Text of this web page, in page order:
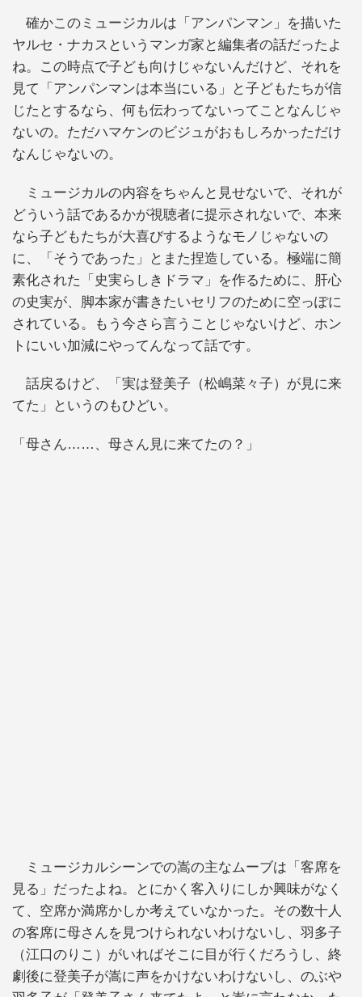
確かこのミュージカルは「アンパンマン」を描いた
ヤルセ・ナカスというマンガ家と編集者の話だったよ
ね。この時点で子ども向けじゃないんだけど、それを
見て「アンパンマンは本当にいる」と子どもたちが信
じたとするなら、何も伝わってないってことなんじゃ
ないの。ただハマケンのビジュがおもしろかっただけ
なんじゃないの。
ミュージカルの内容をちゃんと見せないで、それが
どういう話であるかが視聴者に提示されないで、本来
なら子どもたちが大喜びするようなモノじゃないの
に、「そうであった」とまた捏造している。極端に簡
素化された「史実らしきドラマ」を作るために、肝心
の史実が、脚本家が書きたいセリフのために空っぽに
されている。もう今さら言うことじゃないけど、ホン
トにいい加減にやってんなって話です。
話戻るけど、「実は登美子（松嶋菜々子）が見に来
てた」というのもひどい。
「母さん……、母さん見に来てたの？」
ミュージカルシーンでの嵩の主なムーブは「客席を
見る」だったよね。とにかく客入りにしか興味がなく
て、空席か満席かしか考えていなかった。その数十人
の客席に母さんを見つけられないわけないし、羽多子
（江口のりこ）がいればそこに目が行くだろうし、終
劇後に登美子が嵩に声をかけないわけないし、のぶや